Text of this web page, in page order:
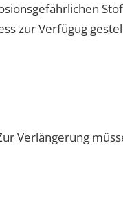
zur Verfügug
Verlängerung